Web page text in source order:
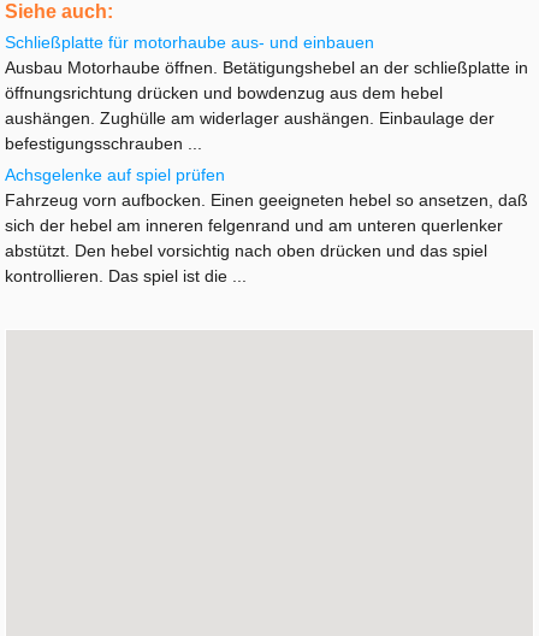
Siehe auch:
Schließplatte für motorhaube aus- und einbauen
Ausbau Motorhaube öffnen. Betätigungshebel an der schließplatte in
öffnungsrichtung drücken und bowdenzug aus dem hebel
aushängen. Zughülle am widerlager aushängen. Einbaulage der
befestigungsschrauben ...
Achsgelenke auf spiel prüfen
Fahrzeug vorn aufbocken. Einen geeigneten hebel so ansetzen, daß
sich der hebel am inneren felgenrand und am unteren querlenker
abstützt. Den hebel vorsichtig nach oben drücken und das spiel
kontrollieren. Das spiel ist die ...